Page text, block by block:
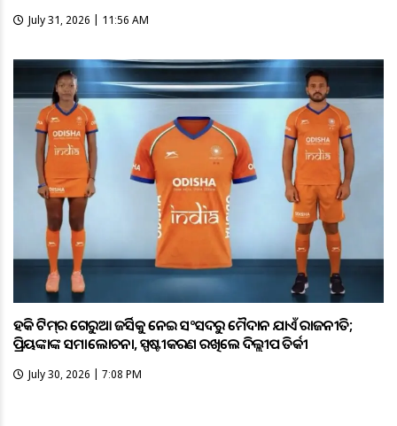
July 31, 2026 | 11:56 AM
ହକି ଟିମ୍‌ର ଗେରୁଆ ଜର୍ସିକୁ ନେଇ ସଂସଦରୁ ମୈଦାନ ଯାଏଁ ରାଜନୀତି;
ପ୍ରିୟଙ୍କାଙ୍କ ସମାଲୋଚନା, ସ୍ପଷ୍ଟୀକରଣ ରଖିଲେ ଦିଲ୍ଲୀପ ତିର୍କୀ
July 30, 2026 | 7:08 PM